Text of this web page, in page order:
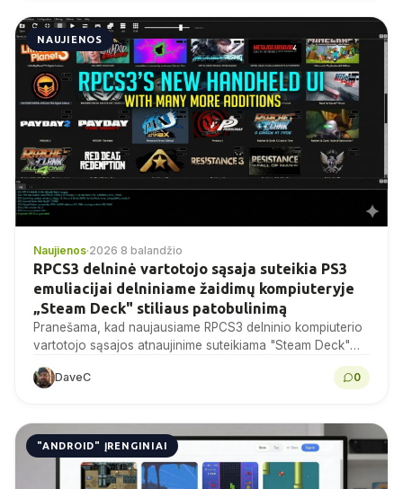
NAUJIENOS
Naujienos·2026 8 balandžio
RPCS3 delninė vartotojo sąsaja suteikia PS3
emuliacijai delniniame žaidimų kompiuteryje
„Steam Deck" stiliaus patobulinimą
Pranešama, kad naujausiame RPCS3 delninio kompiuterio
vartotojo sąsajos atnaujinime suteikiama "Steam Deck"
emuliatoriaus nustatymų, ekrano nuotraukų, išsaugotų
DaveC 0
"ANDROID" ĮRENGINIAI